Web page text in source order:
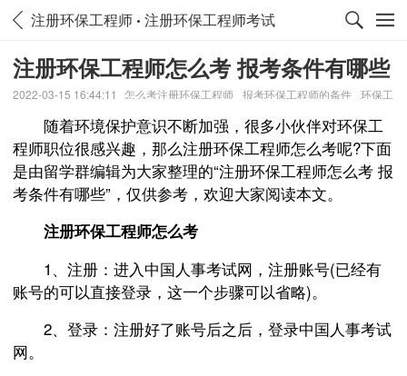
注册环保工程师 注册环保工程师考试
注册环保工程师怎么考 报考条件有哪些
2022-03-15 16:44:11 怎么考注册环保工程师 报考环保工程师的条件 环保工
随着环境保护意识不断加强，很多小伙伴对环保工
程师职位很感兴趣，那么注册环保工程师怎么考呢?下面
是由留学群编辑为大家整理的“注册环保工程师怎么考 报
考条件有哪些”，仅供参考，欢迎大家阅读本文。
注册环保工程师怎么考
1、注册：进入中国人事考试网，注册账号(已经有
账号的可以直接登录，这一个步骤可以省略)。
2、登录：注册好了账号后之后，登录中国人事考试
网。